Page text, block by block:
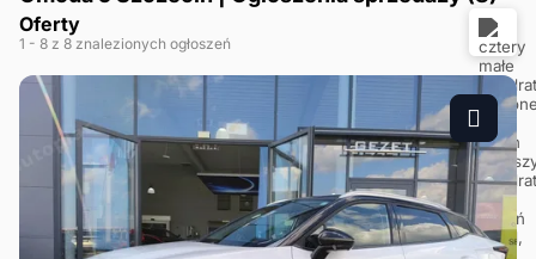
Oferty
1 - 8 z 8 znalezionych ogłoszeń